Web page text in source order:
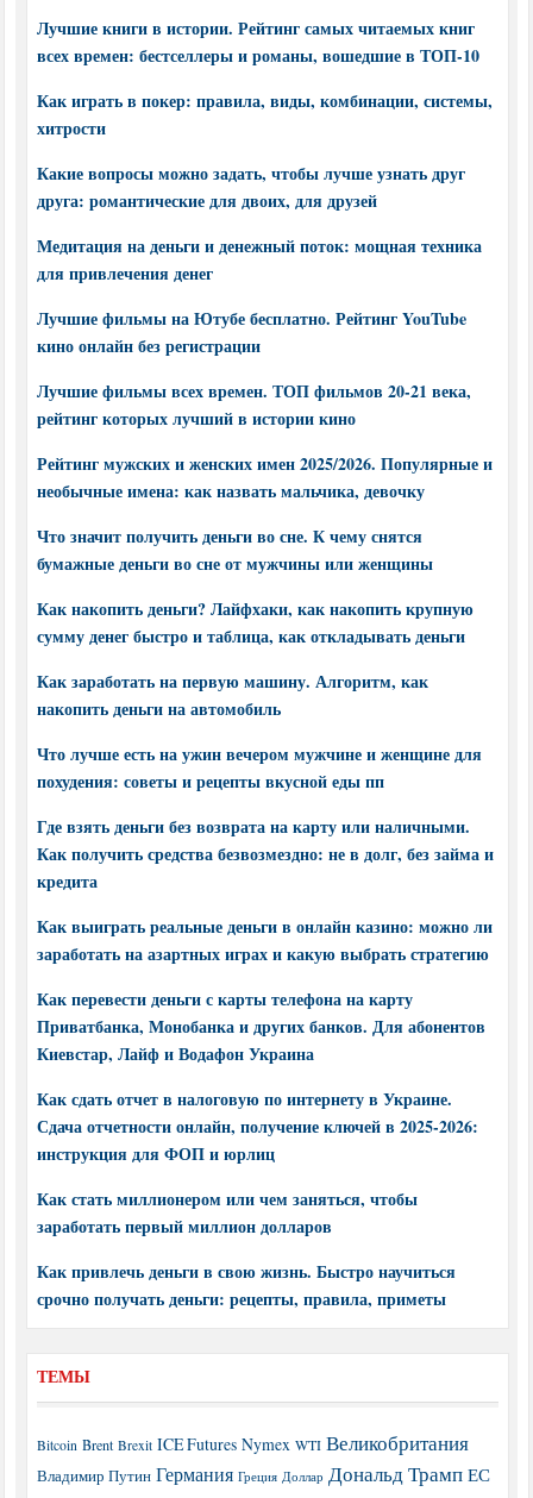
Лучшие книги в истории. Рейтинг самых читаемых книг
всех времен: бестселлеры и романы, вошедшие в ТОП-10
Как играть в покер: правила, виды, комбинации, системы,
хитрости
Какие вопросы можно задать, чтобы лучше узнать друг
друга: романтические для двоих, для друзей
Медитация на деньги и денежный поток: мощная техника
для привлечения денег
Лучшие фильмы на Ютубе бесплатно. Рейтинг YouTube
кино онлайн без регистрации
Лучшие фильмы всех времен. ТОП фильмов 20-21 века,
рейтинг которых лучший в истории кино
Рейтинг мужских и женских имен 2025/2026. Популярные и
необычные имена: как назвать мальчика, девочку
Что значит получить деньги во сне. К чему снятся
бумажные деньги во сне от мужчины или женщины
Как накопить деньги? Лайфхаки, как накопить крупную
сумму денег быстро и таблица, как откладывать деньги
Как заработать на первую машину. Алгоритм, как
накопить деньги на автомобиль
Что лучше есть на ужин вечером мужчине и женщине для
похудения: советы и рецепты вкусной еды пп
Где взять деньги без возврата на карту или наличными.
Как получить средства безвозмездно: не в долг, без займа и
кредита
Как выиграть реальные деньги в онлайн казино: можно ли
заработать на азартных играх и какую выбрать стратегию
Как перевести деньги с карты телефона на карту
Приватбанка, Монобанка и других банков. Для абонентов
Киевстар, Лайф и Водафон Украина
Как сдать отчет в налоговую по интернету в Украине.
Сдача отчетности онлайн, получение ключей в 2025-2026:
инструкция для ФОП и юрлиц
Как стать миллионером или чем заняться, чтобы
заработать первый миллион долларов
Как привлечь деньги в свою жизнь. Быстро научиться
срочно получать деньги: рецепты, правила, приметы
ТЕМЫ
Bitcoin Brent Brexit ICE Futures Nymex WTI Великобритания
Владимир Путин Германия Греция Доллар Дональд Трамп ЕС